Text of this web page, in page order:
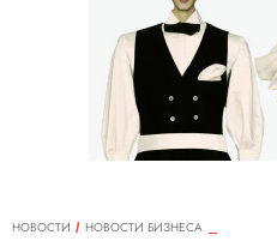
НОВОСТИ
НОВОСТИ БИЗНЕСА